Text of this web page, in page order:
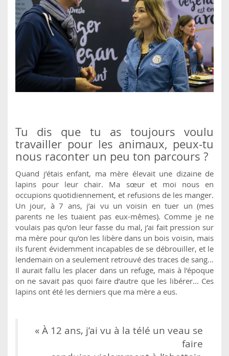
Tu dis que tu as toujours voulu
travailler pour les animaux, peux-tu
nous raconter un peu ton parcours ?
Quand j’étais enfant, ma mère élevait une dizaine de
lapins pour leur chair. Ma sœur et moi nous en
occupions quotidiennement, et refusions de les manger.
Un jour, à 7 ans, j’ai vu un voisin en tuer un (mes
parents ne les tuaient pas eux-mêmes). Comme je ne
voulais pas qu’on leur fasse du mal, j’ai fait pression sur
ma mère pour qu’on les libère dans un bois voisin, mais
ils furent évidemment incapables de se débrouiller, et le
lendemain on a seulement retrouvé des traces de sang…
Il aurait fallu les placer dans un refuge, mais à l’époque
on ne savait pas quoi faire d’autre que les libérer... Ces
lapins ont été les derniers que ma mère a eus.
« À 12 ans, j’ai vu à la télé un veau se
faire